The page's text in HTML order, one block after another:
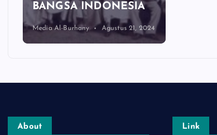
BANGSA INDONESIA
Media Al-Burhany Agustus 21, 2024
About Link